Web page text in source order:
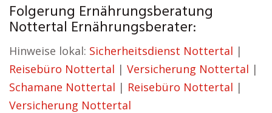
Folgerung Ernährungsberatung
Nottertal Ernährungsberater:
Hinweise lokal: Sicherheitsdienst Nottertal |
Reisebüro Nottertal | Versicherung Nottertal |
Schamane Nottertal | Reisebüro Nottertal |
Versicherung Nottertal